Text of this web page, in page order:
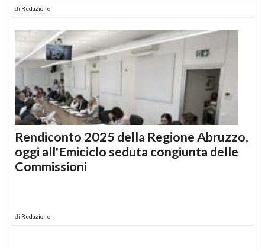
di Redazione
Rendiconto 2025 della Regione Abruzzo,
oggi all'Emiciclo seduta congiunta delle
Commissioni
di Redazione